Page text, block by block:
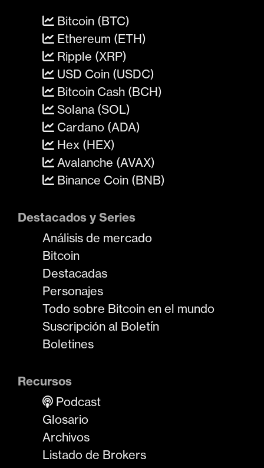
Bitcoin (BTC)
Ethereum (ETH)
Ripple (XRP)
USD Coin (USDC)
Bitcoin Cash (BCH)
Solana (SOL)
Cardano (ADA)
Hex (HEX)
Avalanche (AVAX)
Binance Coin (BNB)
Destacados y Series
Análisis de mercado
Bitcoin
Destacadas
Personajes
Todo sobre Bitcoin en el mundo
Suscripción al Boletín
Boletines
Recursos
Podcast
Glosario
Archivos
Listado de Brokers